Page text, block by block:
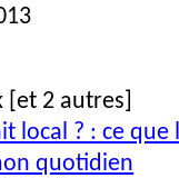
[et 2 autres]
local ? : ce
quotidien